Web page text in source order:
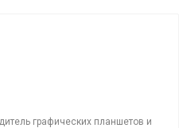
графических планшетов и